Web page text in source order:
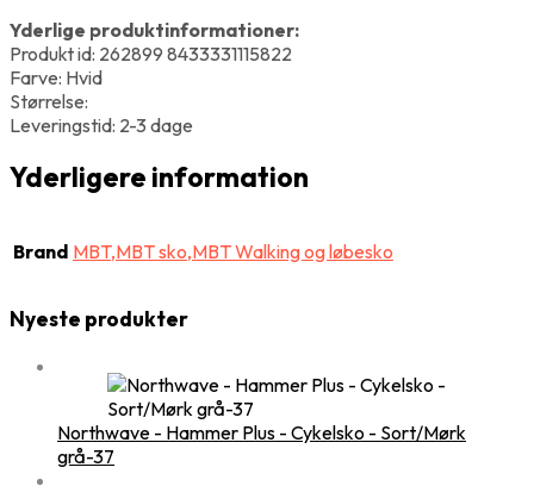
Yderlige produktinformationer:
Produkt id: 262899 8433331115822
Farve: Hvid
Størrelse:
Leveringstid: 2-3 dage
Yderligere information
Brand MBT,MBT sko,MBT Walking og løbesko
Nyeste produkter
Northwave - Hammer Plus - Cykelsko - Sort/Mørk
grå-37